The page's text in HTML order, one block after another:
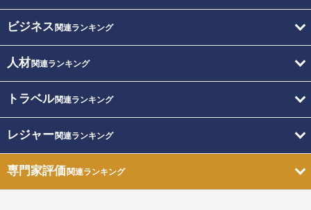
ビジネス 関連ランキング
人材関連ランキング
トラベル関連ランキング
レジャー関連ランキング
専門家評価関連ランキング